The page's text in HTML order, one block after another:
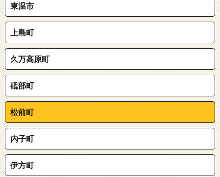
東温市
上島町
久万高原町
砥部町
松前町
内子町
伊方町